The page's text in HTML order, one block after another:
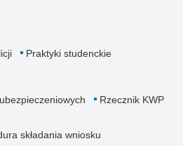
Praktyki studenckie
Rzecznik KWP
składania wniosku